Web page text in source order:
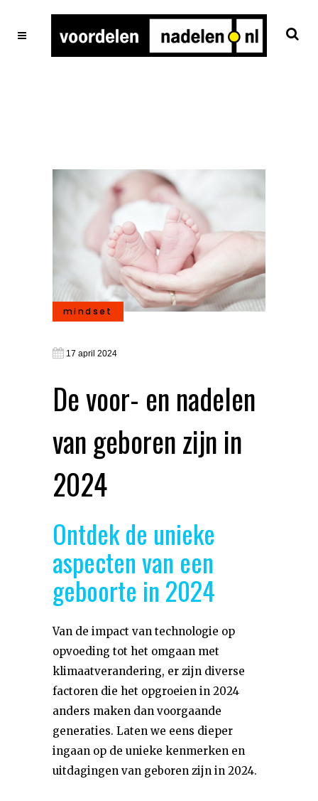
mindset
17 april 2024
De voor- en nadelen
van geboren zijn in
2024
Ontdek de unieke
aspecten van een
geboorte in 2024
Van de impact van technologie op
opvoeding tot het omgaan met
klimaatverandering, er zijn diverse
factoren die het opgroeien in 2024
anders maken dan voorgaande
generaties. Laten we eens dieper
ingaan op de unieke kenmerken en
uitdagingen van geboren zijn in 2024.